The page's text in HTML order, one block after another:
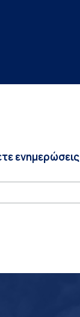
ενημερώσεις